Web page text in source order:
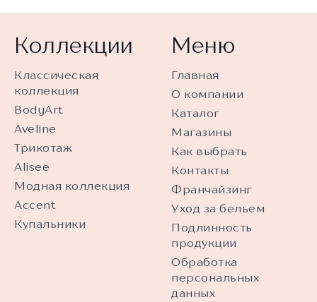
Коллекции
Классическая
коллекция
BodyArt
Aveline
Трикотаж
Alisee
Модная коллекция
Accent
Купальники
Меню
Главная
О компании
Каталог
Магазины
Как выбрать
Контакты
Франчайзинг
Уход за бельем
Подлинность
продукции
Обработка
персональных
данных